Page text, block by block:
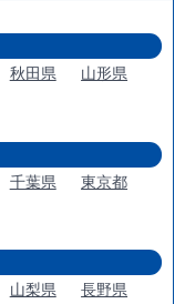
秋田県
山形県
千葉県
東京都
山梨県 長野県